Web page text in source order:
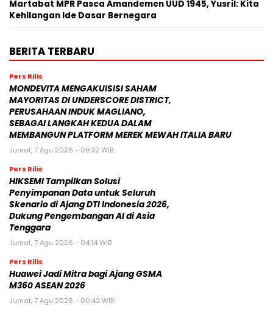
Martabat MPR Pasca Amandemen UUD 1945, Yusril: Kita
Kehilangan Ide Dasar Bernegara
BERITA TERBARU
Pers Rilis
MONDEVITA MENGAKUISISI SAHAM
MAYORITAS DI UNDERSCORE DISTRICT,
PERUSAHAAN INDUK MAGLIANO,
SEBAGAI LANGKAH KEDUA DALAM
MEMBANGUN PLATFORM MEREK MEWAH ITALIA BARU
Jumat, 7 Agu 2026 - 09:32 WIB
Pers Rilis
HIKSEMI Tampilkan Solusi
Penyimpanan Data untuk Seluruh
Skenario di Ajang DTI Indonesia 2026,
Dukung Pengembangan AI di Asia
Tenggara
Jumat, 7 Agu 2026 - 04:14 WIB
Pers Rilis
Huawei Jadi Mitra bagi Ajang GSMA
M360 ASEAN 2026
Jumat, 7 Agu 2026 - 00:42 WIB